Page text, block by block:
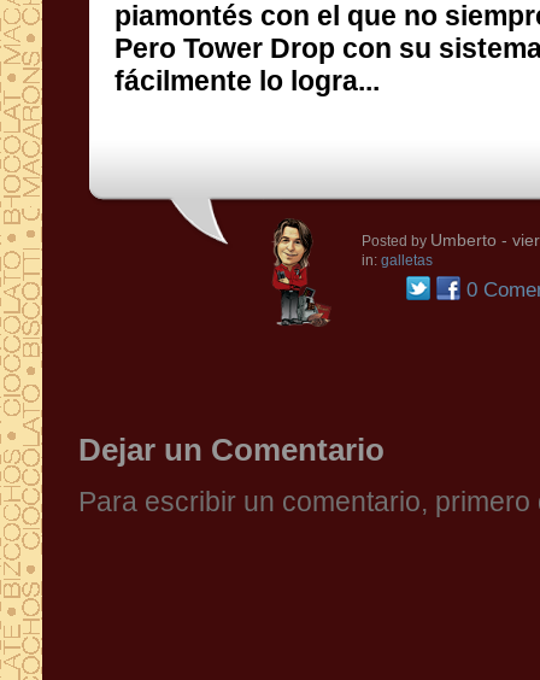
fácilmente lo logra...
Posted by Umberto -
in: galletas
0
Dejar un Comentario
Para escribir un comentario,